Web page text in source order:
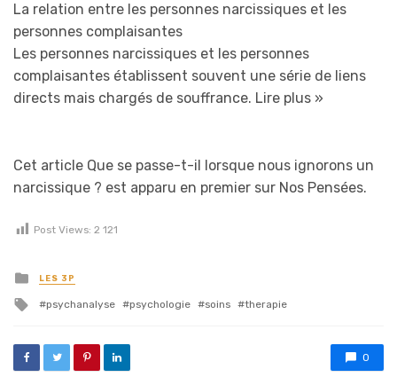
La relation entre les personnes narcissiques et les
personnes complaisantes
Les personnes narcissiques et les personnes
complaisantes établissent souvent une série de liens
directs mais chargés de souffrance. Lire plus »
Cet article Que se passe-t-il lorsque nous ignorons un
narcissique ? est apparu en premier sur Nos Pensées.
Post Views: 2 121
Posted in
LES 3P
Tagged with
psychanalyse psychologie soins therapie
0